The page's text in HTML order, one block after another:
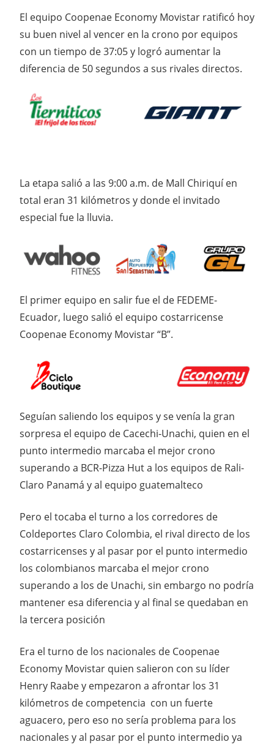
El equipo Coopenae Economy Movistar ratificó hoy
su buen nivel al vencer en la crono por equipos
con un tiempo de 37:05 y logró aumentar la
diferencia de 50 segundos a sus rivales directos.
La etapa salió a las 9:00 a.m. de Mall Chiriquí en
total eran 31 kilómetros y donde el invitado
especial fue la lluvia.
El primer equipo en salir fue el de FEDEME-
Ecuador, luego salió el equipo costarricense
Coopenae Economy Movistar “B”.
Seguían saliendo los equipos y se venía la gran
sorpresa el equipo de Cacechi-Unachi, quien en el
punto intermedio marcaba el mejor crono
superando a BCR-Pizza Hut a los equipos de Rali-
Claro Panamá y al equipo guatemalteco
Pero el tocaba el turno a los corredores de
Coldeportes Claro Colombia, el rival directo de los
costarricenses y al pasar por el punto intermedio
los colombianos marcaba el mejor crono
superando a los de Unachi, sin embargo no podría
mantener esa diferencia y al final se quedaban en
la tercera posición
Era el turno de los nacionales de Coopenae
Economy Movistar quien salieron con su líder
Henry Raabe y empezaron a afrontar los 31
kilómetros de competencia con un fuerte
aguacero, pero eso no sería problema para los
nacionales y al pasar por el punto intermedio ya